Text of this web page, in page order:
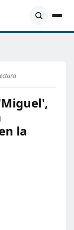
la